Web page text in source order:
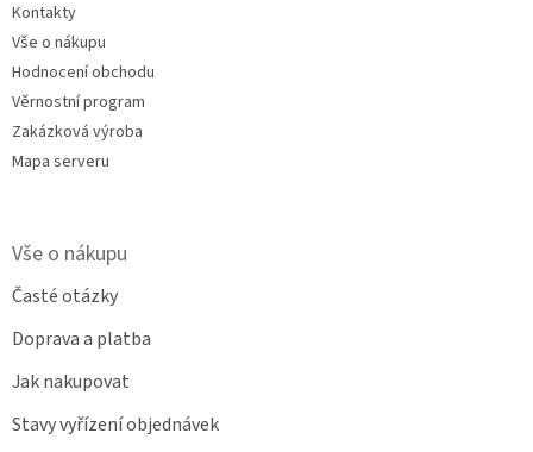
Kontakty
Vše o nákupu
Hodnocení obchodu
Věrnostní program
Zakázková výroba
Mapa serveru
Vše o nákupu
Časté otázky
Doprava a platba
Jak nakupovat
Stavy vyřízení objednávek